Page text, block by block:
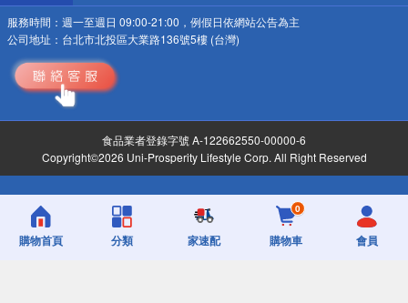
服務時間： 週一至週日 09:00-21:00，例假日依網站公告為主
公司地址： 台北市北投區大業路136號5樓 (台灣)
食品業者登錄字號 A-122662550-00000-6
Copyright©2026 Uni-Prosperity Lifestyle Corp. All Right Reserved
購物首頁 分類 家速配
0
購物車 會員